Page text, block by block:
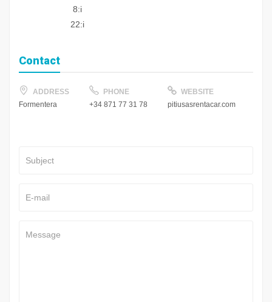
8:i
22:i
Contact
ADDRESS
Formentera
PHONE
+34 871 77 31 78
WEBSITE
pitiusasrentacar.com